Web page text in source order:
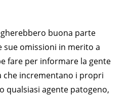
buona parte
sue omissioni in merito a
fare per informare la gente
incrementano i propri
qualsiasi agente patogeno,